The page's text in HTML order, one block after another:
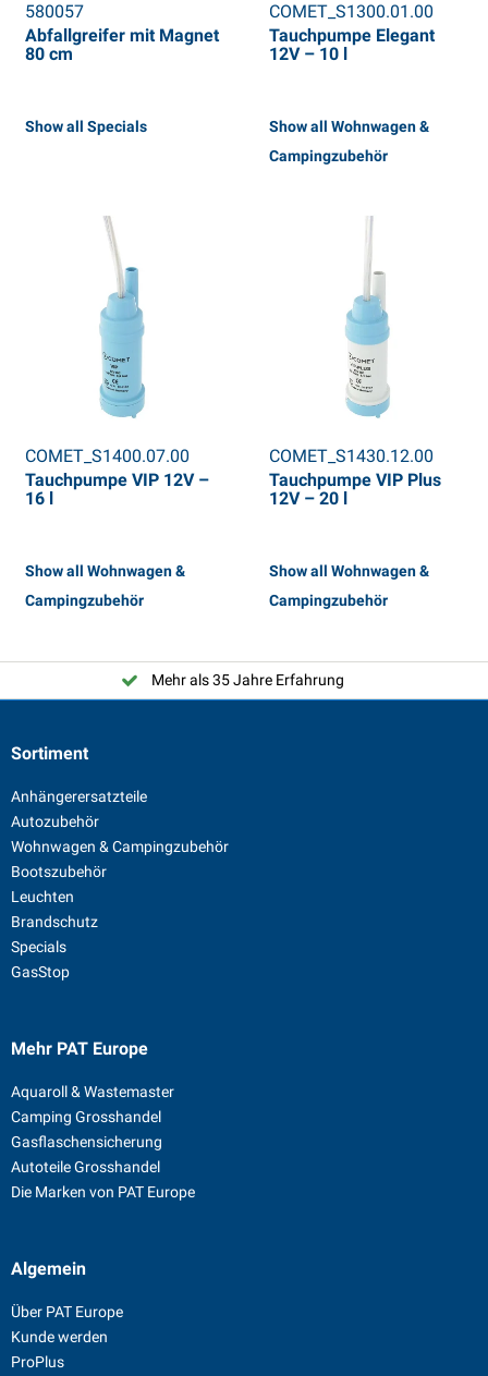
580057
Abfallgreifer mit Magnet
80 cm
Show all Specials
COMET_S1300.01.00
Tauchpumpe Elegant
12V – 10 l
Show all Wohnwagen &
Campingzubehör
COMET_S1400.07.00
Tauchpumpe VIP 12V –
16 l
Show all Wohnwagen &
Campingzubehör
COMET_S1430.12.00
Tauchpumpe VIP Plus
12V – 20 l
Show all Wohnwagen &
Campingzubehör
Mehr als 35 Jahre Erfahrung
Sortiment
Anhängerersatzteile
Autozubehör
Wohnwagen & Campingzubehör
Bootszubehör
Leuchten
Brandschutz
Specials
GasStop
Mehr PAT Europe
Aquaroll & Wastemaster
Camping Grosshandel
Gasflaschensicherung
Autoteile Grosshandel
Die Marken von PAT Europe
Algemein
Über PAT Europe
Kunde werden
ProPlus